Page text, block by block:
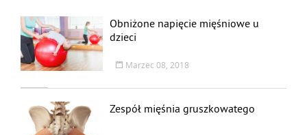
Obniżone napięcie mięśniowe u
dzieci
Marzec 08, 2018
Zespół mięśnia gruszkowatego